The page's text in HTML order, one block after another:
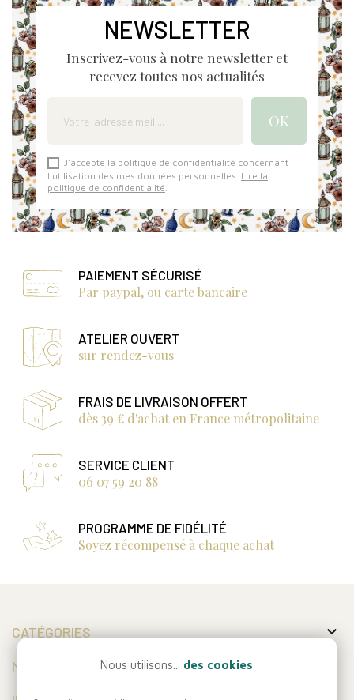
NEWSLETTER
Inscrivez-vous à notre newsletter et
recevez toutes nos actualités
J'accepte la politique de confidentialité concernant
l'utilisation des mes données personnelles. Lire la
politique de confidentialité
PAIEMENT SÉCURISÉ
Par paypal, ou carte bancaire
ATELIER OUVERT
sur rendez-vous
FRAIS DE LIVRAISON OFFERT
dès 39 € d'achat en France métropolitaine
SERVICE CLIENT
06 07 59 20 88
PROGRAMME DE FIDÉLITÉ
Soyez récompensé à chaque achat
CATÉGORIES 
MON COMPTE Nous utilisons... des cookies